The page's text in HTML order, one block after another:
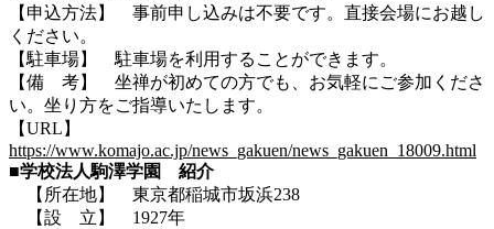
【申込方法】 事前申し込みは不要です。直接会場にお越し
ください。
【駐車場】 駐車場を利用することができます。
【備 考】 坐禅が初めての方でも、お気軽にご参加くださ
い。坐り方をご指導いたします。
【URL】
https://www.komajo.ac.jp/news_gakuen/news_gakuen_18009.html
■学校法人駒澤学園 紹介
【所在地】 東京都稲城市坂浜238
【設 立】 1927年